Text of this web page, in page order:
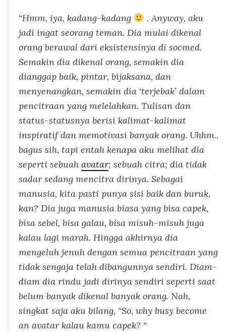
“Hmm, iya, kadang-kadang .Anyway, aku
jadi ingat seorang teman. Dia mulai dikenal
orang berawal dari eksistensinya di socmed.
Semakin dia dikenal orang, semakin dia
dianggap baik, pintar, bijaksana, dan
menyenangkan, semakin dia ‘terjebak’ dalam
pencitraan yang melelahkan. Tulisan dan
status-statusnya berisi kalimat-kalimat
inspiratif dan memotivasi banyak orang. Uhhm..
bagus sih, tapi entah kenapa aku melihat dia
seperti sebuah avatar; sebuah citra; dia tidak
sadar sedang mencitra dirinya. Sebagai
manusia, kita pasti punya sisi baik dan buruk,
kan? Dia juga manusia biasa yang bisa capek,
bisa sebel, bisa galau, bisa misuh-misuh juga
kalau lagi marah. Hingga akhirnya dia
mengeluh jenuh dengan semua pencitraan yang
tidak sengaja telah dibangunnya sendiri. Diam-
diam dia rindu jadi dirinya sendiri seperti saat
belum banyak dikenal banyak orang. Nah,
singkat saja aku bilang, “So, why busy become
an avatar kalau kamu capek? “